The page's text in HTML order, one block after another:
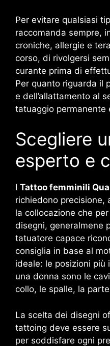
Per evitare qualsiasi
raccomanda sempre,
croniche, allergie e
corso, di rivolgersi
curante prima di
Per quanto riguarda il
e dell’allattamento al
tatuaggio permanente
Scegliere
esperto e
I Tattoo femminili
richiedono precisione,
la collocazione che
disegni, generalmene
tatuatore capace
consiglia in base al
ideale: le posizioni più
una donna sono le
collo, le spalle, la
La scelta dei disegni
tattoing deve essere
per soddisfare ogni